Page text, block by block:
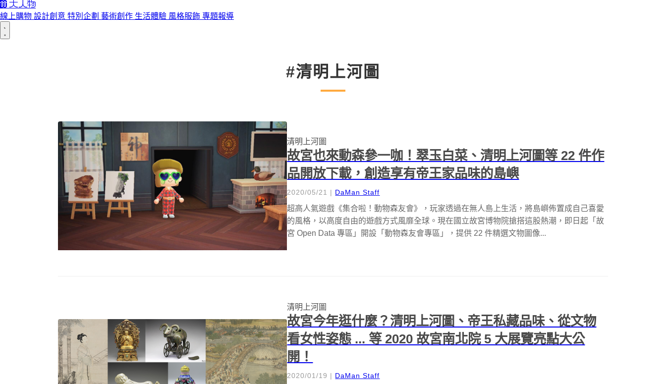
線上購物 設計創意 特別企劃 藝術創作 生活體驗 風格服飾 專題報導
#清明上河圖
清明上河圖
故宮也來動森參一咖！翠玉白菜、清明上河圖等 22 件作
品開放下載，創造享有帝王家品味的島嶼
2020/05/21 | DaMan Staff
超高人氣遊戲《集合啦！動物森友會》，玩家透過在無人島上生活，將島嶼佈置成自己喜愛
的風格，以高度自由的遊戲方式風靡全球。現在國立故宮博物院搶搭這股熱潮，即日起「故
宮 Open Data 專區」開設「動物森友會專區」，提供 22 件精選文物圖像...
清明上河圖
故宮今年逛什麼？清明上河圖、帝王私藏品味、從文物
看女性姿態 ... 等 2020 故宮南北院 5 大展覽亮點大公
開！
2020/01/19 | DaMan Staff